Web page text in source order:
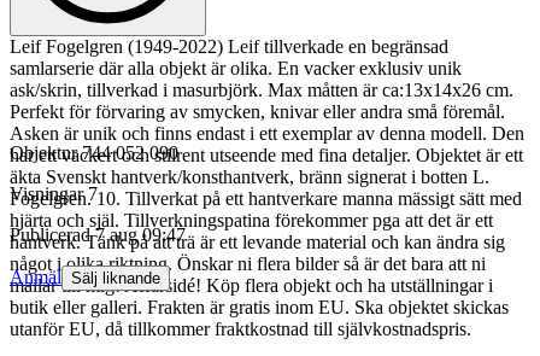
Leif Fogelgren (1949-2022) Leif tillverkade en begränsad
samlarserie där alla objekt är olika. En vacker exklusiv unik
ask/skrin, tillverkad i masurbjörk. Max måtten är ca:13x14x26 cm.
Perfekt för förvaring av smycken, knivar eller andra små föremål.
Asken är unik och finns endast i ett exemplar av denna modell. Den
har ett vackert och stilrent utseende med fina detaljer. Objektet är ett
äkta Svenskt hantverk/konsthantverk, bränn signerat i botten L.
Fogelgren. 10. Tillverkat på ett hantverkare manna mässigt sätt med
hjärta och själ. Tillverkningspatina förekommer pga att det är ett
hantverk. Tänk på att trä är ett levande material och kan ändra sig
något i olika riktning. Önskar ni flera bilder så är det bara att ni
mailar till mig! Affärsidé! Köp flera objekt och ha utställningar i
butik eller galleri. Frakten är gratis inom EU. Ska objektet skickas
utanför EU, då tillkommer fraktkostnad till självkostnadspris.
Objektnr 744 052 090
Visningar 7
Publicerad 7 aug 09:47
Anmäl Sälj liknande